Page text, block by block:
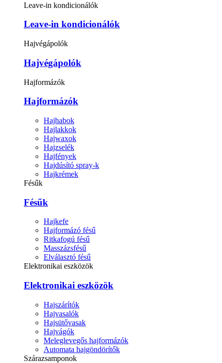
Leave-in kondicionálók
Leave-in kondicionálók
Hajvégápolók
Hajvégápolók
Hajformázók
Hajformázók
Hajhabok
Hajlakkok
Hajwaxok
Hajzselék
Hajfények
Hajdúsító spray-k
Hajkrémek
Fésűk
Fésűk
Hajkefe
Hajformázó fésű
Ritkafogú fésű
Masszázsfésű
Elválasztó fésű
Elektronikai eszközök
Elektronikai eszközök
Hajszárítók
Hajvasalók
Hajsütővasak
Hajvágók
Meleglevegős hajformázók
Automata hajgöndörítők
Szárazsamponok